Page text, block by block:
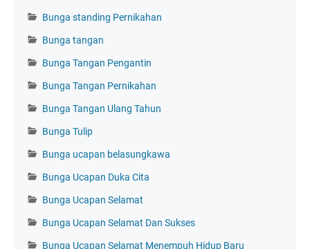
Bunga standing Pernikahan
Bunga tangan
Bunga Tangan Pengantin
Bunga Tangan Pernikahan
Bunga Tangan Ulang Tahun
Bunga Tulip
Bunga ucapan belasungkawa
Bunga Ucapan Duka Cita
Bunga Ucapan Selamat
Bunga Ucapan Selamat Dan Sukses
Bunga Ucapan Selamat Menempuh Hidup Baru